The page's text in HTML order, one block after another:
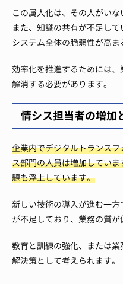
この属人化は、その人がいな
また、知識の共有が不足して
システム全体の脆弱性が高ま
効率化を推進するためには
解消する必要があります。
情シス担当者の増加
企業内でデジタルトランス
ス部門の人員は増加してい
題も浮上しています。
新しい技術の導入が進む一
が不足しており、業務の質が
教育と訓練の強化、または
解決策として考えられます。